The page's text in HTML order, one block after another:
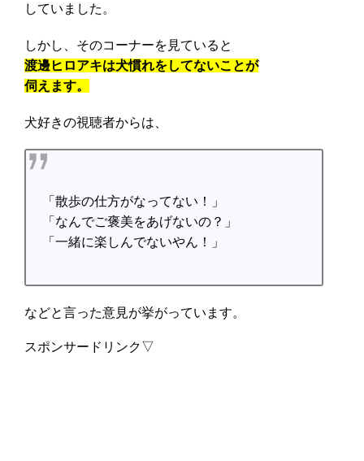
していました。
しかし、そのコーナーを見ていると
渡邊ヒロアキは犬慣れをしてないことが
伺えます。
犬好きの視聴者からは、
「散歩の仕方がなってない！」
「なんでご褒美をあげないの？」
「一緒に楽しんでないやん！」
などと言った意見が挙がっています。
スポンサードリンク▽